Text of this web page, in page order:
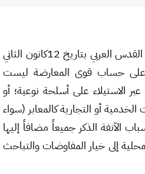
بيّن الباحث معن طلاع من مركز عمران للدراسات الاستراتيجية في تصريحاته لصحيفة القدس العربي بتاريخ 12كانون الثاني
على حساب قوى المعارضة ليست
الاستيلاء على أسلحة نوعية؛ أو
أو التجارية كالمعابر (سواء
الآنفة الذكر جميعاً مضافاً إليها
إلى خيار المفاوضات والتباحث